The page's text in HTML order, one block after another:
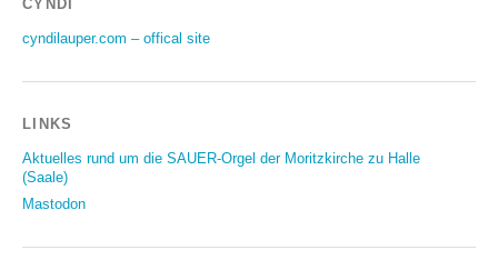
CYNDI
cyndilauper.com – offical site
LINKS
Aktuelles rund um die SAUER-Orgel der Moritzkirche zu Halle
(Saale)
Mastodon